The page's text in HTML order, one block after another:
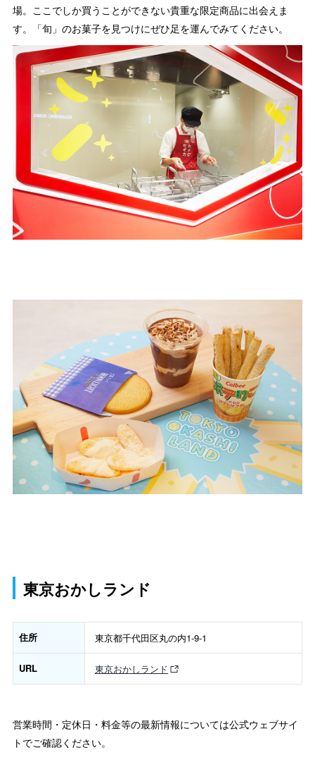
場。ここでしか買うことができない貴重な限定商品に出会えま
す。「旬」のお菓子を見つけにぜひ足を運んでみてください。
東京おかしランド
住所 東京都千代田区丸の内1-9-1
URL 東京おかしランド
営業時間・定休日・料金等の最新情報については公式ウェブサイ
トでご確認ください。